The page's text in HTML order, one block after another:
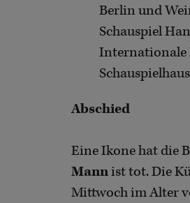
Berlin und
Schauspiel
Internationale
Abschied
Eine Ikone hat die
Mannist tot. Die
Mittwoch im Alter